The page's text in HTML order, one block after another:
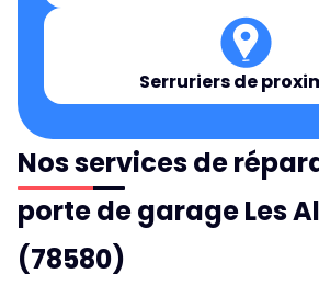
Serruriers de
Nos services de
porte de garage Les
(78580)